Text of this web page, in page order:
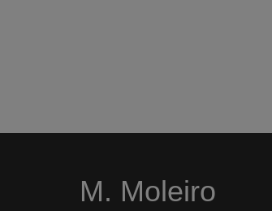
M. Moleiro